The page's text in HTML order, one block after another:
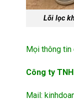
Lõi lọc
Mọi thông tin
Công ty
Mail: